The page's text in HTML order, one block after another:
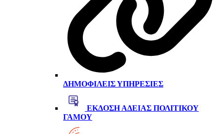
ΔΗΜΟΦΙΛΕΊΣ ΥΠΗΡΕΣΊΕΣ
ΈΚΔΟΣΗ ΆΔΕΙΑΣ ΠΟΛΙΤΙΚΟΎ
ΓΆΜΟΥ